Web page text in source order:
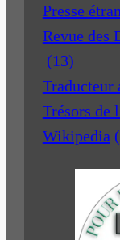
Presse
Revue des
(13)
Traducteur
Trésors de
Wikipedia